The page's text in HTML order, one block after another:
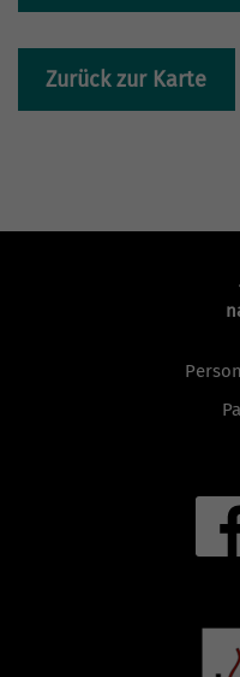
Zurück zur Karte